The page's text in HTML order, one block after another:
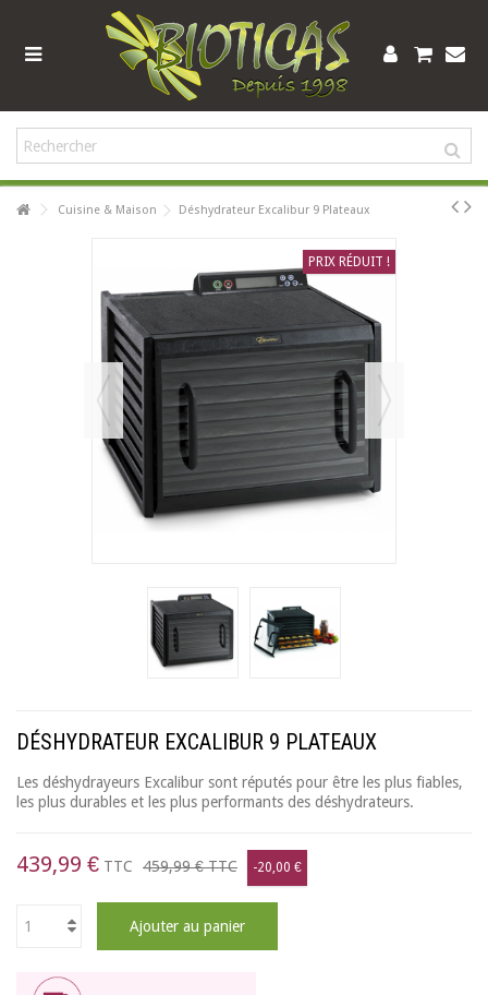
Cuisine & Maison Déshydrateur Excalibur 9 Plateaux
PRIX RÉDUIT !
DÉSHYDRATEUR EXCALIBUR 9 PLATEAUX
Les déshydrayeurs Excalibur sont réputés pour être les plus fiables,
les plus durables et les plus performants des déshydrateurs.
439,99 € TTC 459,99 €TTC -20,00 €
Ajouter au panier